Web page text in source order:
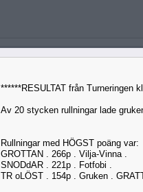
******RESULTAT från Turneringen
Av 20 stycken rullningar lade
Rullningar med HÖGST poäng var:
GROTTAN . 266p . Vilja-Vinna .
SNODdAR . 221p . Fotfobi .
TR oLÖST . 154p . Gruken .